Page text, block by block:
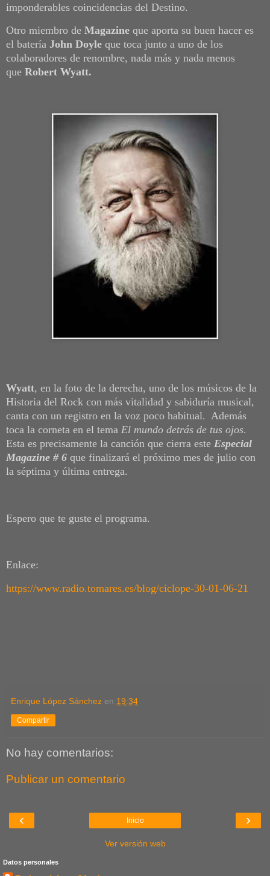
imponderables coincidencias del Destino.
Otro miembro de Magazine que aporta su buen hacer es
el batería John Doyle que toca junto a uno de los
colaboradores de renombre, nada más y nada menos
que Robert Wyatt.
Wyatt, en la foto de la derecha, uno de los músicos de la
Historia del Rock con más vitalidad y sabiduría musical,
canta con un registro en la voz poco habitual. Además
toca la corneta en el tema El mundo detrás de tus ojos.
Esta es precisamente la canción que cierra este Especial
Magazine # 6 que finalizará el próximo mes de julio con
la séptima y última entrega.
Espero que te guste el programa.
Enlace:
https://www.radio.tomares.es/blog/ciclope-30-01-06-21
Enrique López Sánchez en 19:34
Compartir
No hay comentarios:
Publicar un comentario
‹ ›
Inicio
Ver versión web
Datos personales